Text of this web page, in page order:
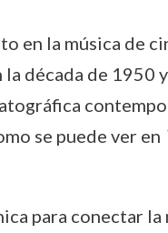
en la música de
década de 1950
se puede ver en
para conectar